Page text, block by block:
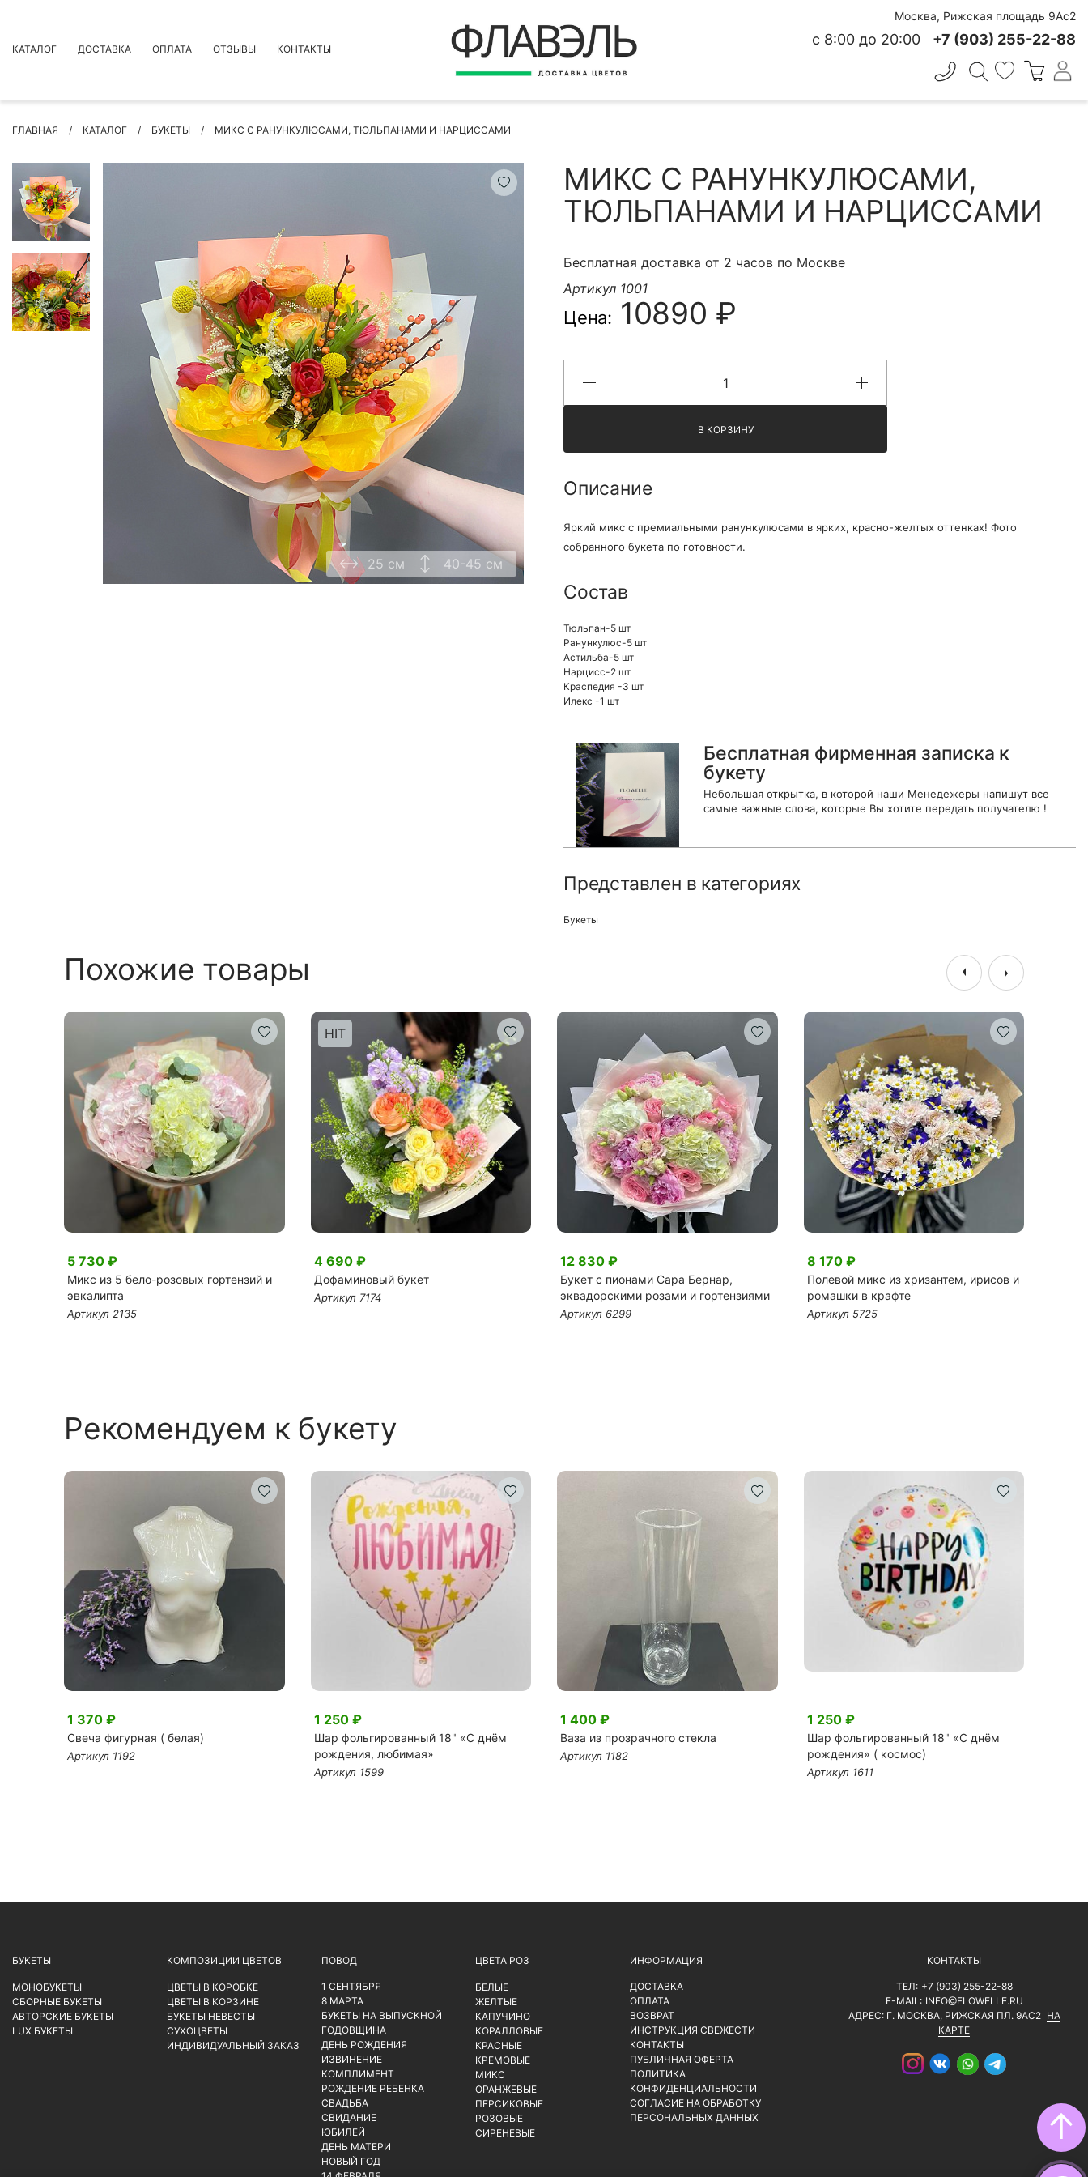
КАТАЛОГ
БУКЕТЫ
ЦВЕТЫ
ПОВОД
РОЗЫ
БУКЕТЫ НЕВЕСТЫ
ПОДАРКИ
КОМПОЗИЦИИ ЦВЕТОВ
СУХОЦВЕТЫ
ИНДИВИДУАЛЬНЫЙ ЗАКАЗ
ЦВЕТЫ ДЛЯ ПОХОРОН
КОНТАКТЫ
ДОСТАВКА ОПЛАТА ОТЗЫВЫ КОНТАКТЫ
Москва, Рижская площадь 9Ас2
с 8:00 до 20:00 +7 (903) 255-22-88
ГЛАВНАЯ КАТАЛОГ БУКЕТЫ МИКС С РАНУНКУЛЮСАМИ, ТЮЛЬПАНАМИ И НАРЦИССАМИ
25 см 40-45 см
МИКС С РАНУНКУЛЮСАМИ,
ТЮЛЬПАНАМИ И НАРЦИССАМИ
Бесплатная доставка от 2 часов по Москве
Артикул 1001
Цена: 10890 ₽
В КОРЗИНУ
Описание
Яркий микс с премиальными ранункулюсами в ярких, красно-желтых оттенках! Фото
собранного букета по готовности.
Состав
Тюльпан-5 шт
Ранункулюс-5 шт
Астильба-5 шт
Нарцисс-2 шт
Краспедия -3 шт
Илекс -1 шт
Бесплатная фирменная записка к
букету
Небольшая открытка, в которой наши Менедежеры напишут все
самые важные слова, которые Вы хотите передать получателю !
Представлен в категориях
Букеты
Похожие товары
5 730 ₽
Микс из 5 бело-розовых гортензий и
эвкалипта
Артикул 2135
HIT
4 690 ₽
Дофаминовый букет
Артикул 7174
12 830 ₽
Букет с пионами Сара Бернар,
эквадорскими розами и гортензиями
Артикул 6299
8 170 ₽
Полевой микс из хризантем, ирисов и
ромашки в крафте
Артикул 5725
Рекомендуем к букету
1 370 ₽
Свеча фигурная ( белая)
Артикул 1192
1 250 ₽
Шар фольгированный 18" «С днём
рождения, любимая»
Артикул 1599
1 400 ₽
Ваза из прозрачного стекла
Артикул 1182
1 250 ₽
Шар фольгированный 18" «С днём
рождения» ( космос)
Артикул 1611
БУКЕТЫ
МОНОБУКЕТЫ
СБОРНЫЕ БУКЕТЫ
АВТОРСКИЕ БУКЕТЫ
LUX БУКЕТЫ
КОМПОЗИЦИИ ЦВЕТОВ
ЦВЕТЫ В КОРОБКЕ
ЦВЕТЫ В КОРЗИНЕ
БУКЕТЫ НЕВЕСТЫ
СУХОЦВЕТЫ
ИНДИВИДУАЛЬНЫЙ ЗАКАЗ
ПОВОД
1 СЕНТЯБРЯ
8 МАРТА
БУКЕТЫ НА ВЫПУСКНОЙ
ГОДОВЩИНА
ДЕНЬ РОЖДЕНИЯ
ИЗВИНЕНИЕ
КОМПЛИМЕНТ
РОЖДЕНИЕ РЕБЕНКА
СВАДЬБА
СВИДАНИЕ
ЮБИЛЕЙ
ДЕНЬ МАТЕРИ
НОВЫЙ ГОД
ЦВЕТА РОЗ
БЕЛЫЕ
ЖЕЛТЫЕ
КАПУЧИНО
КОРАЛЛОВЫЕ
КРАСНЫЕ
КРЕМОВЫЕ
МИКС
ОРАНЖЕВЫЕ
ПЕРСИКОВЫЕ
РОЗОВЫЕ
СИРЕНЕВЫЕ
ИНФОРМАЦИЯ
ДОСТАВКА
ОПЛАТА
ВОЗВРАТ
ИНСТРУКЦИЯ СВЕЖЕСТИ
КОНТАКТЫ
ПУБЛИЧНАЯ ОФЕРТА
ПОЛИТИКА
КОНФИДЕНЦИАЛЬНОСТИ
СОГЛАСИЕ НА ОБРАБОТКУ
ПЕРСОНАЛЬНЫХ ДАННЫХ
КОНТАКТЫ
ТЕЛ: +7 (903) 255-22-88
E-MAIL: INFO@FLOWELLE.RU
АДРЕС: Г. МОСКВА, РИЖСКАЯ ПЛ. 9АС2 НА
КАРТЕ
↑
ВЕРНУТЬСЯ
Быстрая покупка
КОНТАКТНЫЕ ДАННЫЕ
Я принимаю Политику конфиденциальности и
Правила использования сайта ФЛАВЭЛЬ. Мы не
продаем ваши данные и храним их в безопасности